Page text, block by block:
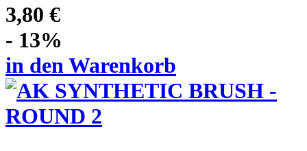
3,80 €
- 13%
in den Warenkorb